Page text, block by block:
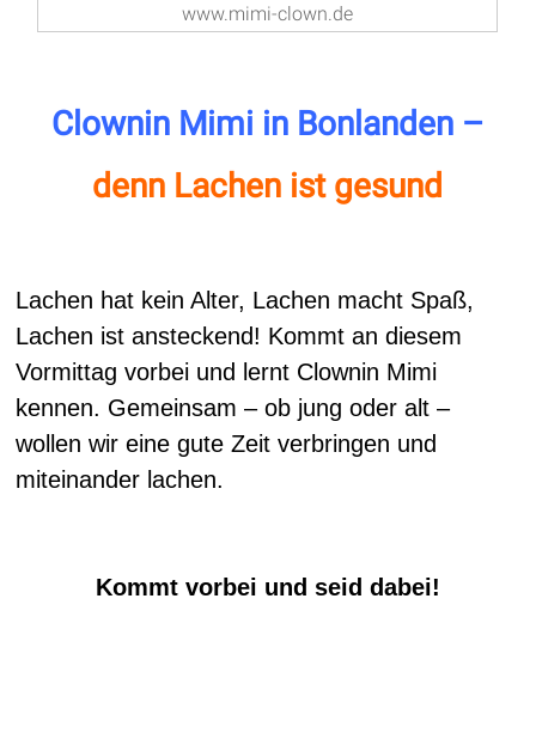
www.mimi-clown.de
Clownin Mimi in Bonlanden –
denn Lachen ist gesund
Lachen hat kein Alter, Lachen macht Spaß,
Lachen ist ansteckend! Kommt an diesem
Vormittag vorbei und lernt Clownin Mimi
kennen. Gemeinsam – ob jung oder alt –
wollen wir eine gute Zeit verbringen und
miteinander lachen.
Kommt vorbei und seid dabei!